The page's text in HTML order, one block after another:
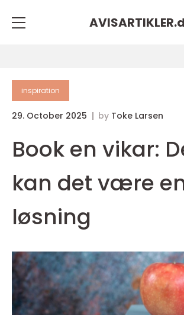
AVISARTIKLER.
inspiration
29. October 2025 by Toke Larsen
Book en vikar:
kan det være
løsning